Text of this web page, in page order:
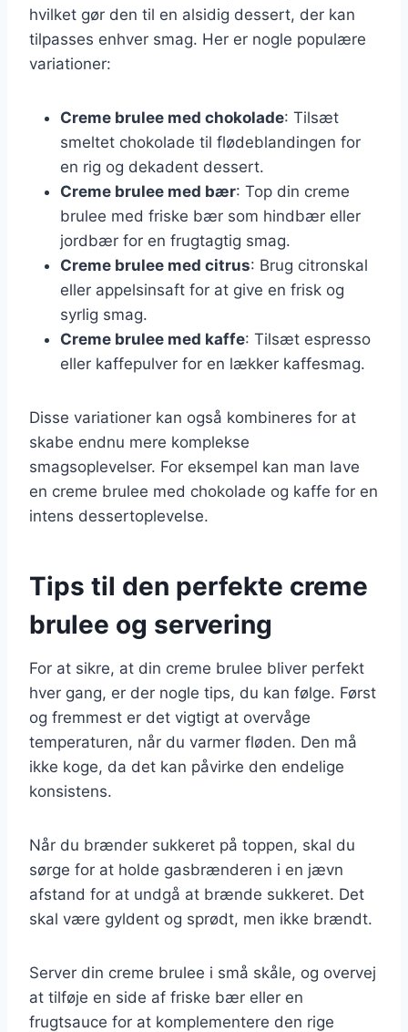
hvilket gør den til en alsidig dessert, der kan
tilpasses enhver smag. Her er nogle populære
variationer:
Creme brulee med chokolade: Tilsæt
smeltet chokolade til flødeblandingen for
en rig og dekadent dessert.
Creme brulee med bær: Top din creme
brulee med friske bær som hindbær eller
jordbær for en frugtagtig smag.
Creme brulee med citrus: Brug citronskal
eller appelsinsaft for at give en frisk og
syrlig smag.
Creme brulee med kaffe: Tilsæt espresso
eller kaffepulver for en lækker kaffesmag.
Disse variationer kan også kombineres for at
skabe endnu mere komplekse
smagsoplevelser. For eksempel kan man lave
en creme brulee med chokolade og kaffe for en
intens dessertoplevelse.
Tips til den perfekte creme
brulee og servering
For at sikre, at din creme brulee bliver perfekt
hver gang, er der nogle tips, du kan følge. Først
og fremmest er det vigtigt at overvåge
temperaturen, når du varmer fløden. Den må
ikke koge, da det kan påvirke den endelige
konsistens.
Når du brænder sukkeret på toppen, skal du
sørge for at holde gasbrænderen i en jævn
afstand for at undgå at brænde sukkeret. Det
skal være gyldent og sprødt, men ikke brændt.
Server din creme brulee i små skåle, og overvej
at tilføje en side af friske bær eller en
frugtsauce for at komplementere den rige